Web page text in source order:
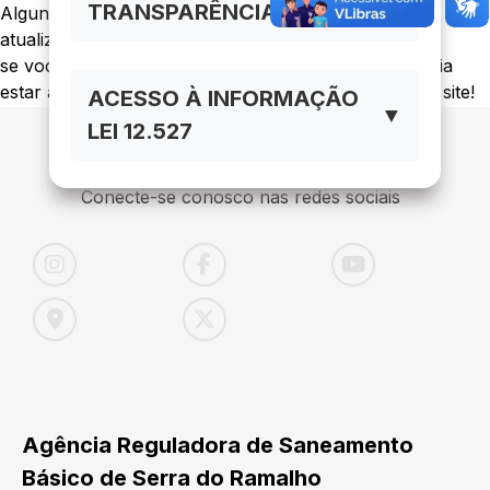
TRANSPARÊNCIA LC 131/01
ACESSO À INFORMAÇÃO
LEI 12.527
▼
Alguns artigos ou links podem ter sido retirados ou
atualizados.
se você tem certeza que o conteúdo solicitado deveria
estar aqui, entre em contato com o administrador do site!
Conecte-se conosco nas redes sociais
Agência Reguladora de Saneamento
Básico de Serra do Ramalho